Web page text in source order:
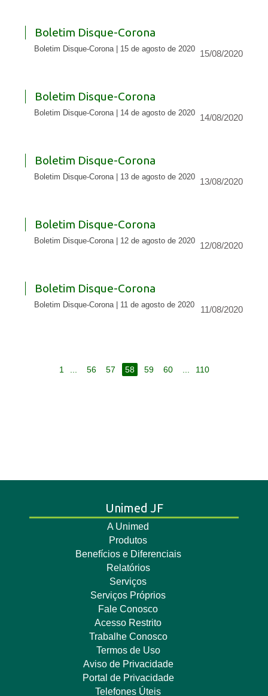
Boletim Disque-Corona
Boletim Disque-Corona | 15 de agosto de 2020 15/08/2020
Boletim Disque-Corona
Boletim Disque-Corona | 14 de agosto de 2020 14/08/2020
Boletim Disque-Corona
Boletim Disque-Corona | 13 de agosto de 2020 13/08/2020
Boletim Disque-Corona
Boletim Disque-Corona | 12 de agosto de 2020 12/08/2020
Boletim Disque-Corona
Boletim Disque-Corona | 11 de agosto de 2020 11/08/2020
1 ... 56 57 58 59 60 ... 110
Unimed JF
A Unimed
Produtos
Benefícios e Diferenciais
Relatórios
Serviços
Serviços Próprios
Fale Conosco
Acesso Restrito
Trabalhe Conosco
Termos de Uso
Aviso de Privacidade
Portal de Privacidade
Telefones Úteis